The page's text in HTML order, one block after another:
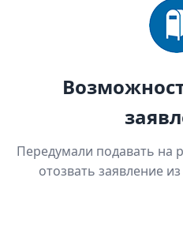
Передумали подавать на
отозвать заявление